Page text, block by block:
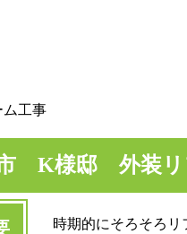
工事
K様邸 外装リ
時期的にそろそろ